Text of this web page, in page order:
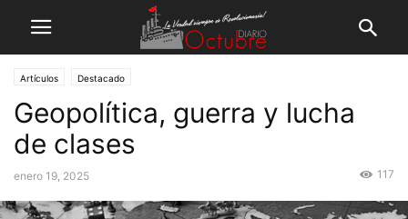
Artículos Destacado
Geopolítica, guerra y lucha
de clases
enero 19, 2025 117